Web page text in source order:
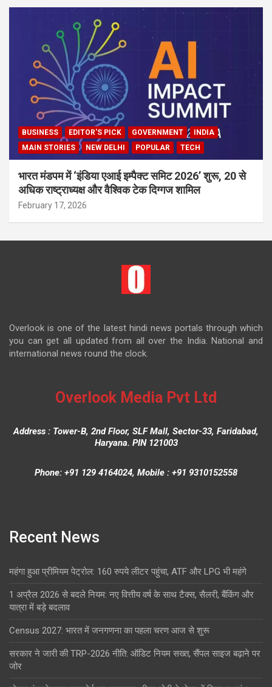
BUSINESS EDITOR'S PICK GOVERNMENT
INDIA
MAIN STORIES
NEW DELHI POPULAR TECH
भारत मंडपम में ‘इंडिया एआई इम्पैक्ट समिट 2026’ शुरू, 20 से
अधिक राष्ट्राध्यक्ष और वैश्विक टेक दिग्गज शामिल
February 17, 2026
Overlook is one of the latest hindi news portals through which
you can get all updated from all over the India. National and
international news round the clock.
Overlook Media Pvt Ltd
Address : Tower-B, 2nd Floor, SLF Mall, Sector-33, Faridabad,
Haryana. PIN 121003
Phone: +91 129 4164024, Mobile : +91 9310152558
Recent News
महंगा हुआ प्रीमियम पेट्रोल: 160 रुपये लीटर पहुंचा, ATF और LPG भी महंगे
1 अप्रैल 2026 से बदले नियम: नए वित्तीय वर्ष के साथ टैक्स, सैलरी, बैंकिंग और
यात्रा में बड़े बदलाव
Census 2027: भारत में जनगणना का पहला चरण आज से शुरू
सरकार ने जारी की TRP-2026 नीति: ऑडिट नियम सख्त, सैंपल साइज बढ़ाने पर
जोर